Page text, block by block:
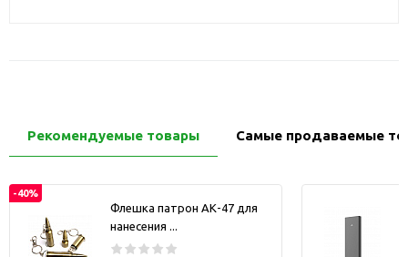
Рекомендуемые товары Самые продаваемые
-40%
Флешка патрон АК-47 для
нанесения ...